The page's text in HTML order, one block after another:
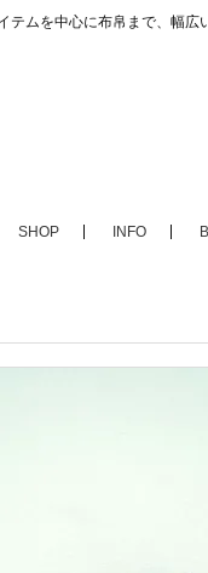
ムを中心に布帛まで、幅
SHOP INFO